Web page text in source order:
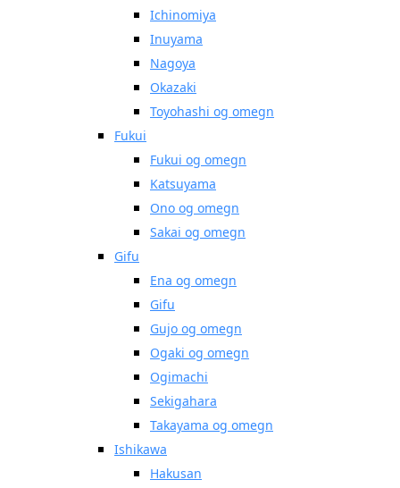
Ichinomiya
Inuyama
Nagoya
Okazaki
Toyohashi og omegn
Fukui
Fukui og omegn
Katsuyama
Ono og omegn
Sakai og omegn
Gifu
Ena og omegn
Gifu
Gujo og omegn
Ogaki og omegn
Ogimachi
Sekigahara
Takayama og omegn
Ishikawa
Hakusan